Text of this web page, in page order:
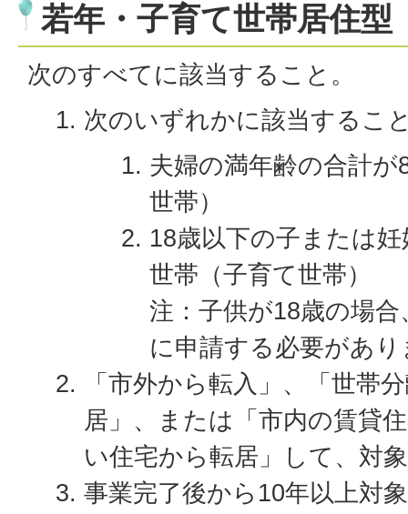
若年・子育て世帯居住型
次のすべてに該当すること。
次のいずれかに該当するこ
夫婦の満年齢の合計
世帯）
18歳以下の子または
世帯（子育て世帯）
注：子供が18歳の場
に申請する必要があ
「市外から転入」、「世帯
居」、または「市内の賃貸
い住宅から転居」して、対
事業完了後から10年以上対